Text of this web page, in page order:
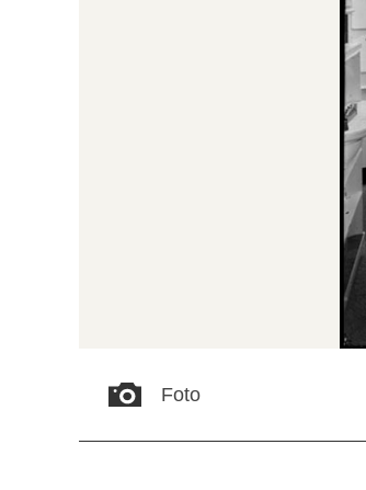
Foto